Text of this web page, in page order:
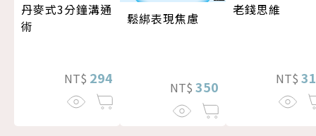
丹麥式3分鐘溝通
術
NT$ 294
鬆綁表現焦慮
NT$ 350
老錢思維
NT$